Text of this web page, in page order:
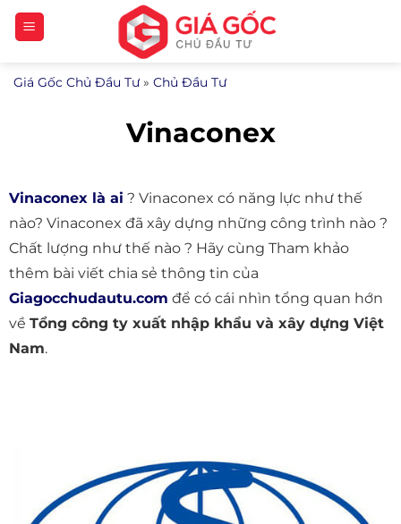
Bỏ
qua
dung
Giá Gốc Chủ Đầu Tư» Chủ Đầu Tư
Vinaconex
Vinaconex là ai ? Vinaconex có năng lực như thế
nào? Vinaconex đã xây dựng những công trình nào ?
Chất lượng như thế nào ? Hãy cùng Tham khảo
thêm bài viết chia sẻ thông tin của
Giagocchudautu.com để có cái nhìn tổng quan hớn
về Tổng công ty xuất nhập khẩu và xây dựng Việt
Nam.